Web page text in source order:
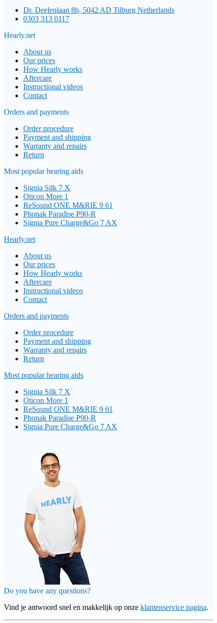
Dr. Deelenlaan 8b, 5042 AD Tilburg Netherlands
0303 313 0117
Hearly.net
About us
Our prices
How Hearly works
Aftercare
Instructional videos
Contact
Orders and payments
Order procedure
Payment and shipping
Warranty and repairs
Return
Most popular hearing aids
Signia Silk 7 X
Oticon More 1
ReSound ONE M&RIE 9 61
Phonak Paradise P90-R
Signia Pure Charge&Go 7 AX
Hearly.net
About us
Our prices
How Hearly works
Aftercare
Instructional videos
Contact
Orders and payments
Order procedure
Payment and shipping
Warranty and repairs
Return
Most popular hearing aids
Signia Silk 7 X
Oticon More 1
ReSound ONE M&RIE 9 61
Phonak Paradise P90-R
Signia Pure Charge&Go 7 AX
Do you have any questions?
Vind je antwoord snel en makkelijk op onze klantenservice pagina.